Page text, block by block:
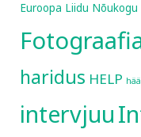
Euroopa Liidu Nõukogu
haridus HELP
intervjuu